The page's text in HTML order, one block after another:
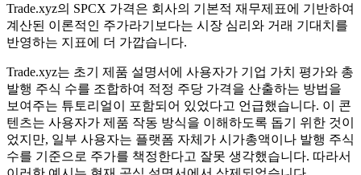
Trade.xyz의 SPCX 가격은 회사의 기본적 재무제표에 기반하여
계산된 이론적인 주가라기보다는 시장 심리와 거래 기대치를
반영하는 지표에 더 가깝습니다.
Trade.xyz는 초기 제품 설명서에 사용자가 기업 가치 평가와 총
발행 주식 수를 조합하여 적정 주당 가격을 산출하는 방법을
보여주는 튜토리얼이 포함되어 있었다고 언급했습니다. 이 콘
텐츠는 사용자가 제품 작동 방식을 이해하도록 돕기 위한 것이
었지만, 일부 사용자는 플랫폼 자체가 시가총액이나 발행 주식
수를 기준으로 주가를 책정한다고 잘못 생각했습니다. 따라서